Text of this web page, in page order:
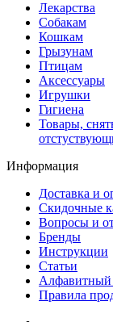
Лекарства
Собакам
Кошкам
Грызунам
Птицам
Аксессуары
Игрушки
Гигиена
Товары,
Информация
Доставка и
Скидочные
Вопросы и
Бренды
Инструкции
Статьи
Алфавитный
Правила